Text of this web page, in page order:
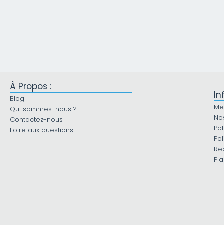
À Propos :
Blog
Qui sommes-nous ?
Contactez-nous
Foire aux questions